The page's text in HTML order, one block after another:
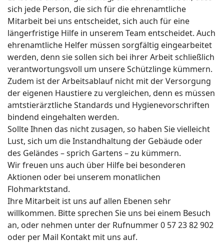
sich jede Person, die sich für die ehrenamtliche
Mitarbeit bei uns entscheidet, sich auch für eine
längerfristige Hilfe in unserem Team entscheidet. Auch
ehrenamtliche Helfer müssen sorgfältig eingearbeitet
werden, denn sie sollen sich bei ihrer Arbeit schließlich
verantwortungsvoll um unsere Schützlinge kümmern.
Zudem ist der Arbeitsablauf nicht mit der Versorgung
der eigenen Haustiere zu vergleichen, denn es müssen
amtstierärztliche Standards und Hygienevorschriften
bindend eingehalten werden.
Sollte Ihnen das nicht zusagen, so haben Sie vielleicht
Lust, sich um die Instandhaltung der Gebäude oder
des Geländes – sprich Gartens – zu kümmern.
Wir freuen uns auch über Hilfe bei besonderen
Aktionen oder bei unserem monatlichen
Flohmarktstand.
Ihre Mitarbeit ist uns auf allen Ebenen sehr
willkommen. Bitte sprechen Sie uns bei einem Besuch
an, oder nehmen unter der Rufnummer 0 57 23 82 902
oder per Mail Kontakt mit uns auf.